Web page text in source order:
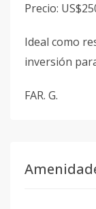
Precio:
Ideal como
inversión
FAR. G.